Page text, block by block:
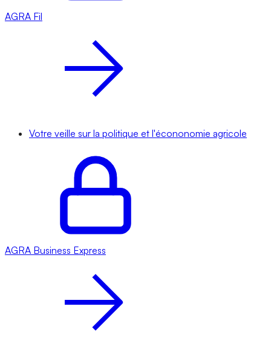
AGRA Fil
Votre veille sur la politique et l'écononomie agricole
AGRA Business Express